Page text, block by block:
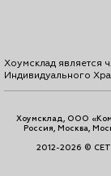
Хоумсклад является
Индивидуального
Хоумсклад, ООО
Россия, Москва,
2012-2026 ©